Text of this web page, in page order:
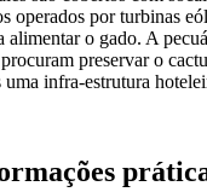
operados por turbinas
alimentar o gado. A
preservar o
infra-estrutura